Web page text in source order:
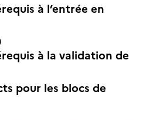
à l’entrée en
à la validation de
pour les blocs de